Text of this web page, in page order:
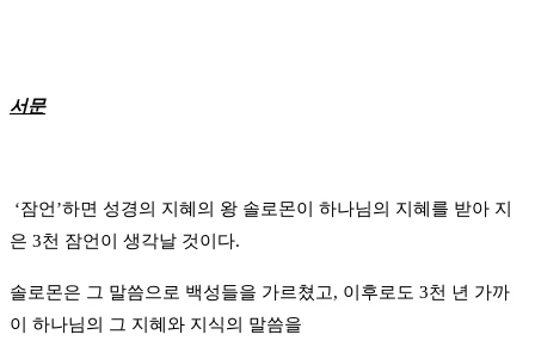
서문
‘잠언’하면 성경의 지혜의 왕 솔로몬이 하나님의 지혜를 받아 지
은 3천 잠언이 생각날 것이다.
솔로몬은 그 말씀으로 백성들을 가르쳤고, 이후로도 3천 년 가까
이 하나님의 그 지혜와 지식의 말씀을